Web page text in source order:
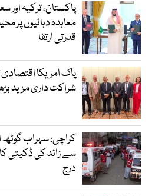
پاکستان، ترکیہ
معاہدہ دہائیوں پر
قدرتی ارتقا
پاک امریکا
شراکت داری مزید
درج